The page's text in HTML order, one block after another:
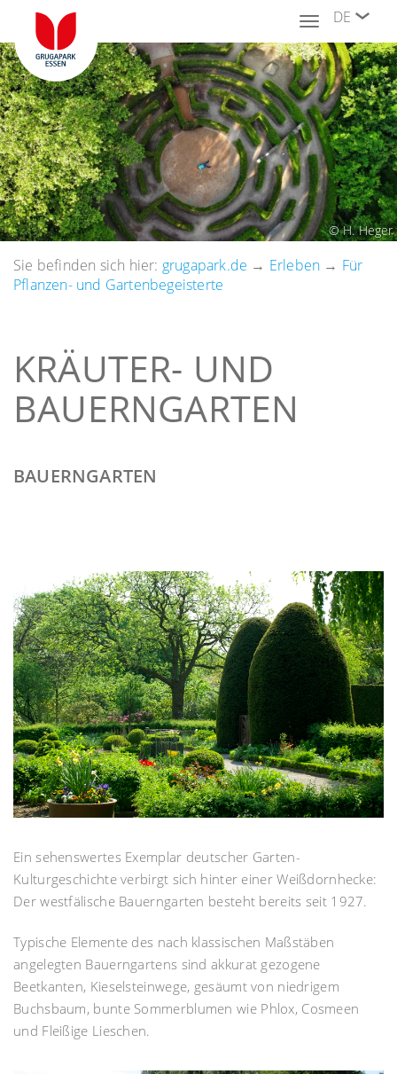
DE
Toggle
navigation
© H. Heger
Sie befinden sich hier: grugapark.de → Erleben → Für
Pflanzen- und Gartenbegeisterte
KRÄUTER- UND
BAUERNGARTEN
BAUERNGARTEN
Ein sehenswertes Exemplar deutscher Garten-
Kulturgeschichte verbirgt sich hinter einer Weißdornhecke:
Der westfälische Bauerngarten besteht bereits seit 1927.
Typische Elemente des nach klassischen Maßstäben
angelegten Bauerngartens sind akkurat gezogene
Beetkanten, Kieselsteinwege, gesäumt von niedrigem
Buchsbaum, bunte Sommerblumen wie Phlox, Cosmeen
und Fleißige Lieschen.